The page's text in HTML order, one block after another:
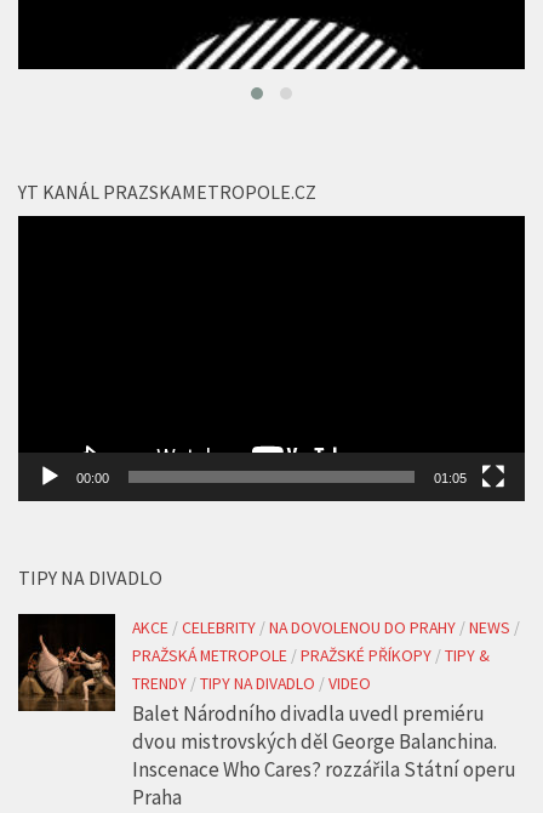
YT KANÁL PRAZSKAMETROPOLE.CZ
00:00 01:05
TIPY NA DIVADLO
AKCE /CELEBRITY /NA DOVOLENOU DO PRAHY /NEWS /
PRAŽSKÁ METROPOLE /PRAŽSKÉ PŘÍKOPY /TIPY &
TRENDY /TIPY NA DIVADLO /VIDEO
Balet Národního divadla uvedl premiéru
dvou mistrovských děl George Balanchina.
Inscenace Who Cares? rozzářila Státní operu
Praha